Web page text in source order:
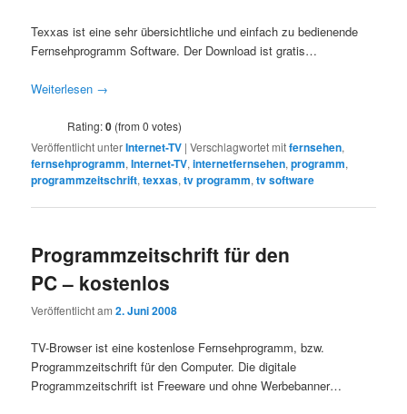
Texxas ist eine sehr übersichtliche und einfach zu bedienende
Fernsehprogramm Software. Der Download ist gratis…
Weiterlesen →
Rating:0 (from 0 votes)
Veröffentlicht unterInternet-TV |Verschlagwortet mitfernsehen,
fernsehprogramm,Internet-TV,internetfernsehen,programm,
programmzeitschrift,texxas,tv programm,tv software
Programmzeitschrift für den
PC – kostenlos
Veröffentlicht am2. Juni 2008
TV-Browser ist eine kostenlose Fernsehprogramm, bzw.
Programmzeitschrift für den Computer. Die digitale
Programmzeitschrift ist Freeware und ohne Werbebanner…